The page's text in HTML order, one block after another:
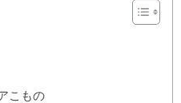
こもの